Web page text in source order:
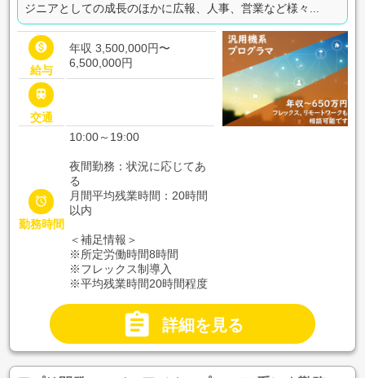
ジニアとしての成長のほかに広報、人事、営業など様々...

給与
年収 3,500,000円〜
6,500,000円

交通

勤務時間
10:00～19:00
夜間勤務：状況に応じてあ
る
月間平均残業時間：20時間
以内
＜補足情報＞
※所定労働時間8時間
※フレックス制導入
※平均残業時間20時間程度
 詳細を見る